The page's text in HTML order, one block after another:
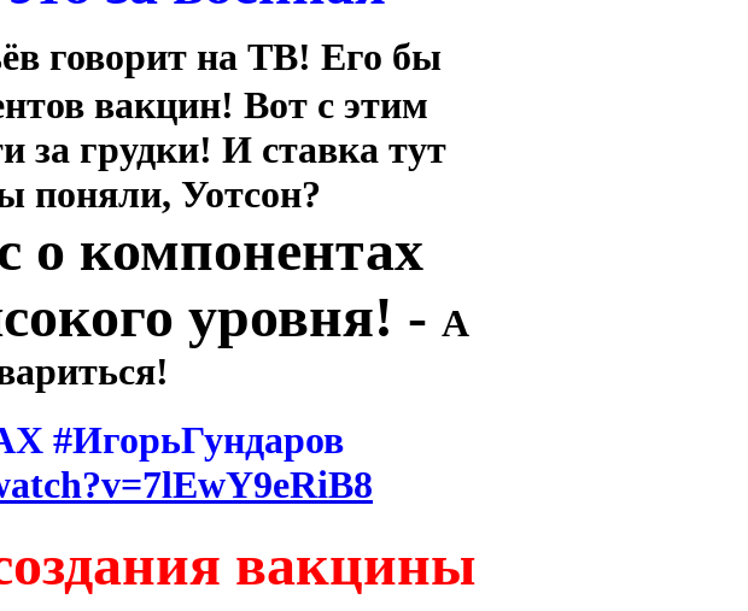
говорит на ТВ! Его бы
вакцин! Вот с этим
за грудки! И ставка тут
поняли, Уотсон?
о компонентах
уровня! - А
вакцины